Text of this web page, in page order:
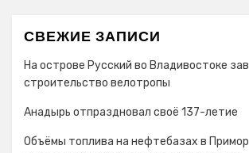
СВЕЖИЕ ЗАПИСИ
На острове Русский во Владивостоке
строительство велотропы
Анадырь отпраздновал своё 137-летие
Объёмы топлива на нефтебазах в